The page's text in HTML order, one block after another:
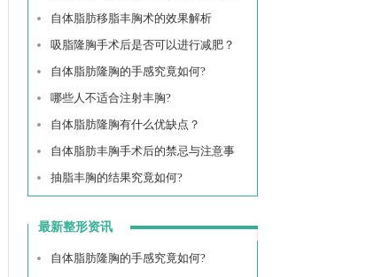
自体脂肪移脂丰胸术的效果解析
吸脂隆胸手术后是否可以进行减肥？
自体脂肪隆胸的手感究竟如何?
哪些人不适合注射丰胸?
自体脂肪隆胸有什么优缺点？
自体脂肪丰胸手术后的禁忌与注意事
抽脂丰胸的结果究竟如何?
最新整形资讯
自体脂肪隆胸的手感究竟如何?